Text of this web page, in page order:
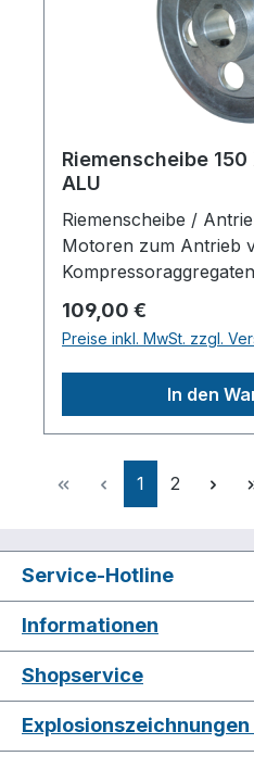
Riemenscheibe 150
ALU
Riemenscheibe /
Motoren zum Antrieb
Scheibendurchmesser
Wellendruchmesser
Material: Alu-Guss Mit Sicherungsnut /
Regulärer Preis:
109,00 €
Preise inkl. MwSt. zzgl.
In den
Seite
1 Seite
2
Service-Hotline
Informationen
Shopservice